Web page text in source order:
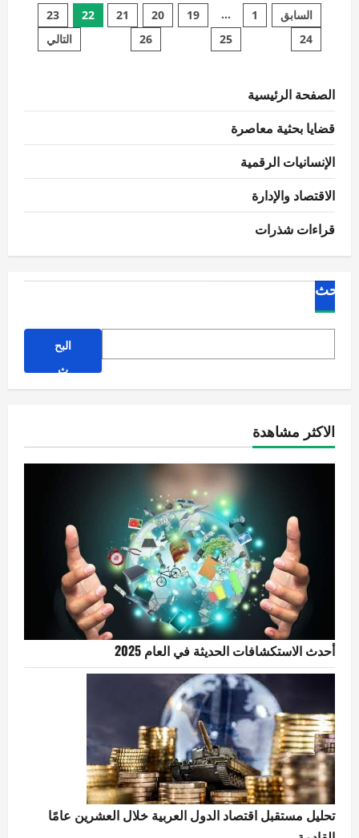
علم
الأحياء
2024
تعدد
صفحات
المقالات
السابق 1
…
19
20
21
22
23
24
25
26 التالي
الصفحة الرئيسية
قضايا بحثية معاصرة
الإنسانيات الرقمية
الاقتصاد والإدارة
قراءات شذرات
البحث
البح
ث
الاكثر مشاهدة
أحدث الاستكشافات الحديثة في العام 2025
تحليل مستقبل اقتصاد الدول العربية خلال العشرين عامًا